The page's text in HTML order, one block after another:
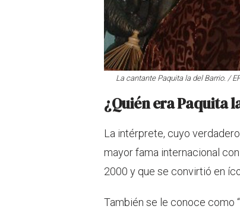
La cantante Paquita la del Barrio. /
¿Quién era Paquita
La intérprete, cuyo
mayor fama internacional
2000 y que se convirtió en
También se le conoce como